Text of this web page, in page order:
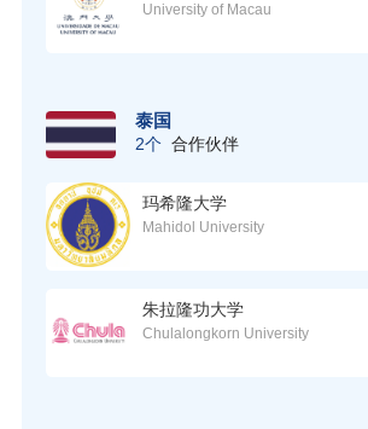
University of Macau
泰国
2个 合作伙伴
玛希隆大学
Mahidol University
朱拉隆功大学
Chulalongkorn University